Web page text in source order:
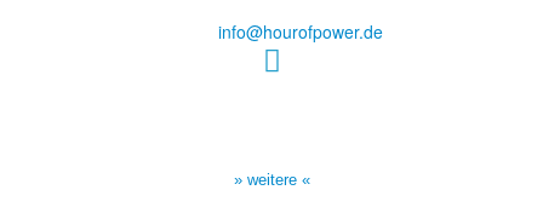
info@hourofpower.de
» weitere «